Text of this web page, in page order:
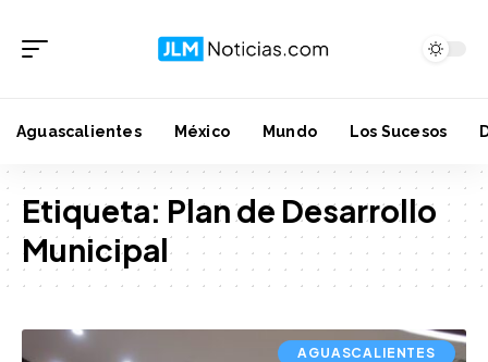
Aguascalientes México Mundo Los Sucesos
Etiqueta: Plan de Desarrollo
Municipal
AGUASCALIENTES